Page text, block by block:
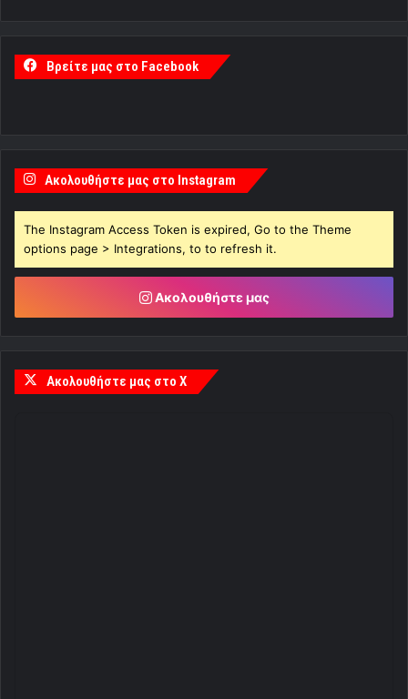
Βρείτε μας στο Facebook
Ακολουθήστε μας στο Instagram
The Instagram Access Token is expired, Go to the Theme
options page > Integrations, to to refresh it.
Ακολουθήστε μας
Ακολουθήστε μας στο X